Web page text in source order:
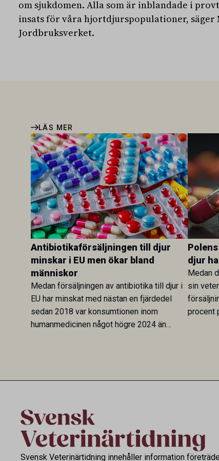
om sjukdomen. Alla som är inblandade i
insats för våra hjortdjurspopulationer, säger
Jordbruksverket.
LÄS MER
Antibiotikaförsäljningen till djur
minskar i EU men ökar bland
människor
Medan försäljningen av antibiotika till djur i
EU har minskat med nästan en fjärdedel
sedan 2018 var konsumtionen inom
humanmedicinen något högre 2024 än
djur
Medan
sin
procent
Svensk Veterinärtidning innehåller information